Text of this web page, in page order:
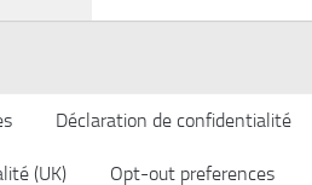
Déclaration de confidentialité
(UK) Opt-out preferences